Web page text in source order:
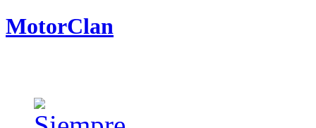
MotorClan